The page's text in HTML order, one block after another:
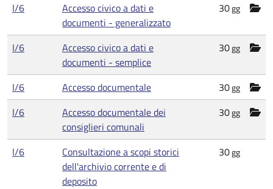
I/6
Accesso civico a dati e
documenti - generalizzato
30gg
I/6
Accesso civico a dati e
documenti - semplice
30gg
I/6 Accesso documentale 30gg
I/6
Accesso documentale dei
consiglieri comunali
30gg
I/6
Consultazione a scopi storici
dell'archivio corrente e di
deposito
30gg